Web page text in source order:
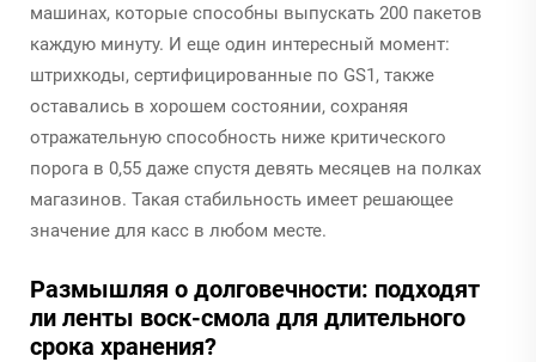
машинах, которые способны выпускать 200 пакетов
каждую минуту. И еще один интересный момент:
штрихкоды, сертифицированные по GS1, также
оставались в хорошем состоянии, сохраняя
отражательную способность ниже критического
порога в 0,55 даже спустя девять месяцев на полках
магазинов. Такая стабильность имеет решающее
значение для касс в любом месте.
Размышляя о долговечности: подходят
ли ленты воск-смола для длительного
срока хранения?